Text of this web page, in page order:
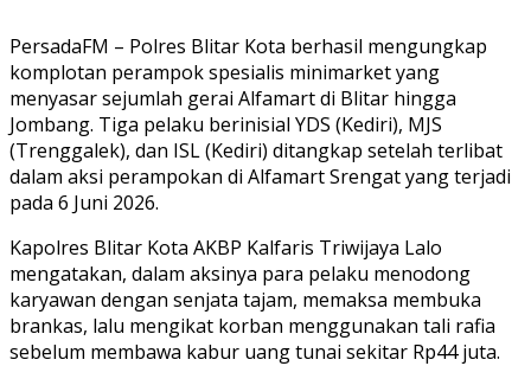
PersadaFM – Polres Blitar Kota berhasil mengungkap
komplotan perampok spesialis minimarket yang
menyasar sejumlah gerai Alfamart di Blitar hingga
Jombang. Tiga pelaku berinisial YDS (Kediri), MJS
(Trenggalek), dan ISL (Kediri) ditangkap setelah terlibat
dalam aksi perampokan di Alfamart Srengat yang terjadi
pada 6 Juni 2026.
Kapolres Blitar Kota AKBP Kalfaris Triwijaya Lalo
mengatakan, dalam aksinya para pelaku menodong
karyawan dengan senjata tajam, memaksa membuka
brankas, lalu mengikat korban menggunakan tali rafia
sebelum membawa kabur uang tunai sekitar Rp44 juta.